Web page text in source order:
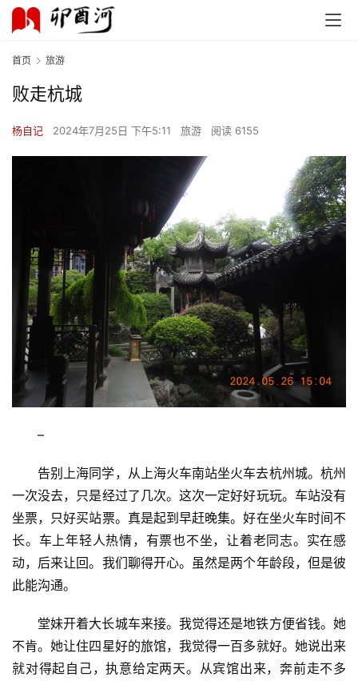
首页 旅游
败走杭城
杨自记 2024年7月25日 下午5:11 旅游 阅读 6155
–
告别上海同学，从上海火车南站坐火车去杭州城。杭州
一次没去，只是经过了几次。这次一定好好玩玩。车站没有
坐票，只好买站票。真是起到早赶晚集。好在坐火车时间不
长。车上年轻人热情，有票也不坐，让着老同志。实在感
动，后来让回。我们聊得开心。虽然是两个年龄段，但是彼
此能沟通。
堂妹开着大长城车来接。我觉得还是地铁方便省钱。她
不肯。她让住四星好的旅馆，我觉得一百多就好。她说出来
就对得起自己，执意给定两天。从宾馆出来，奔前走不多